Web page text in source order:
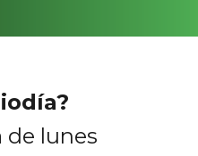
de lunes